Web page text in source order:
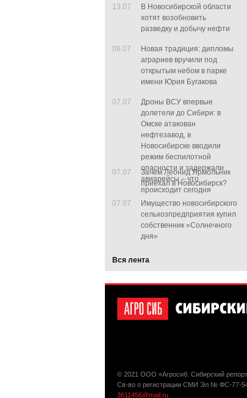
13.07
В Новосибирской области
хотят возобновить
разведку и добычу нефти
08.07
Новая традиция: дипломы
аграриев вручили под
открытым небом в парке
имени Юрия Бугакова
07.07
Дроны ВСУ впервые
долетели до Сибири: в
Омске атакован
нефтезавод, в
Новосибирске вводили
режим беспилотной
опасности и задержали
авиарейсы – что
происходит сегодня
07.07
Зачем Леонид Ярмольник
приехал в Новосибирск?
07.07
Имущество новосибирского
сельхозпредприятия купил
собственник «Солнечного
дня»
Вся лента
© 2021 ООО «Агросиб. Сибирский
Св-во о регистрации СМИ Эл № ФС-77-
3611456@mail.ru